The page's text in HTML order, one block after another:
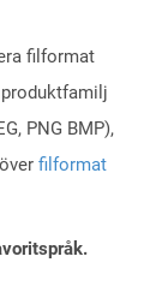
filformat
PNG BMP),
filformat